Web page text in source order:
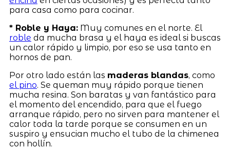
para casa como para cocinar.
* Roble y Haya:Muy comunes en el norte. El
roble da mucha brasa y el haya es ideal si buscas
un calor rápido y limpio, por eso se usa tanto en
hornos de pan.
Por otro lado están las maderas blandas, como
el pino. Se queman muy rápido porque tienen
mucha resina. Son baratas y van fantástico para
el momento del encendido, para que el fuego
arranque rápido, pero no sirven para mantener el
calor toda la tarde porque se consumen en un
suspiro y ensucian mucho el tubo de la chimenea
con hollín.